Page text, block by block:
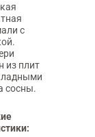
с
из плит
сосны.